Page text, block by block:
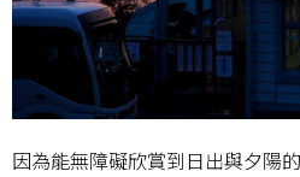
因為能無障礙欣賞到日出與夕陽